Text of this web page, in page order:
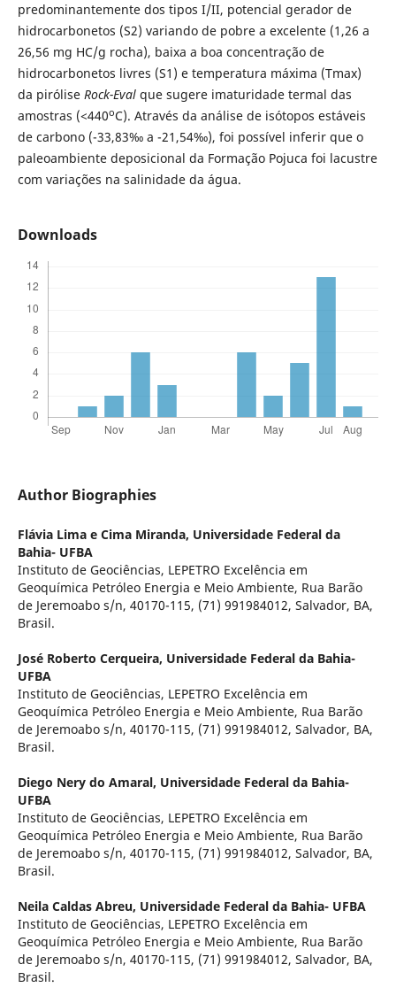
predominantemente dos tipos I/II, potencial gerador de
hidrocarbonetos (S2) variando de pobre a excelente (1,26 a
26,56 mg HC/g rocha), baixa a boa concentração de
hidrocarbonetos livres (S1) e temperatura máxima (Tmax)
da pirólise Rock-Evalque sugere imaturidade termal das
amostras (<440oC). Através da análise de isótopos estáveis
de carbono (-33,83‰ a -21,54‰), foi possível inferir que o
paleoambiente deposicional da Formação Pojuca foi lacustre
com variações na salinidade da água.
Downloads
Author Biographies
Flávia Lima e Cima Miranda, Universidade Federal da
Bahia- UFBA
Instituto de Geociências, LEPETRO Excelência em
Geoquímica Petróleo Energia e Meio Ambiente, Rua Barão
de Jeremoabo s/n, 40170-115, (71) 991984012, Salvador, BA,
Brasil.
José Roberto Cerqueira, Universidade Federal da Bahia-
UFBA
Instituto de Geociências, LEPETRO Excelência em
Geoquímica Petróleo Energia e Meio Ambiente, Rua Barão
de Jeremoabo s/n, 40170-115, (71) 991984012, Salvador, BA,
Brasil.
Diego Nery do Amaral, Universidade Federal da Bahia-
UFBA
Instituto de Geociências, LEPETRO Excelência em
Geoquímica Petróleo Energia e Meio Ambiente, Rua Barão
de Jeremoabo s/n, 40170-115, (71) 991984012, Salvador, BA,
Brasil.
Neila Caldas Abreu, Universidade Federal da Bahia- UFBA
Instituto de Geociências, LEPETRO Excelência em
Geoquímica Petróleo Energia e Meio Ambiente, Rua Barão
de Jeremoabo s/n, 40170-115, (71) 991984012, Salvador, BA,
Brasil.